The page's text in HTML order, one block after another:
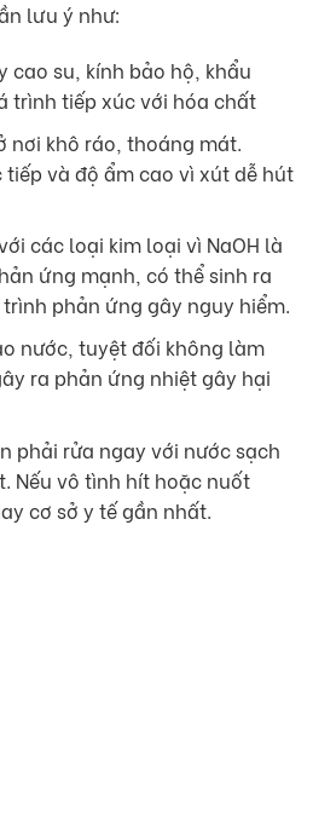
lưu ý như:
cao su, kính bảo hộ, khẩu
trình tiếp xúc với hóa chất
nơi khô ráo, thoáng mát.
và độ ẩm cao vì xút dễ hút
các loại kim loại vì NaOH là
ứng mạnh, có thể sinh ra
phản ứng gây nguy hiểm.
nước, tuyệt đối không làm
ra phản ứng nhiệt gây hại
phải rửa ngay với nước sạch
Nếu vô tình hít hoặc nuốt
cơ sở y tế gần nhất.